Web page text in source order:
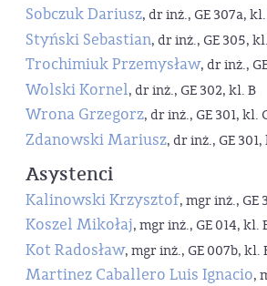
Sobczuk Dariusz, dr inż., GE 307a,
Styński Sebastian, dr inż., GE 305,
Trochimiuk Przemysław, dr inż.,
Wolski Kornel, dr inż., GE 302, kl. B
Wrona Grzegorz, dr inż., GE 301, kl.
Zdanowski Mariusz, dr inż., GE
Asystenci
Kalinowski Krzysztof, mgr inż., GE
Koszel Mikołaj, mgr inż., GE 014, kl.
Kot Radosław, mgr inż., GE 007b, kl.
Martinez Caballero Luis Ignacio,